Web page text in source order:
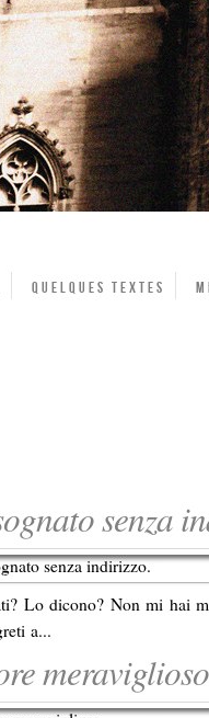
Quelques textes
senza
Lo dicono? Non mi hai
a...
meraviglioso